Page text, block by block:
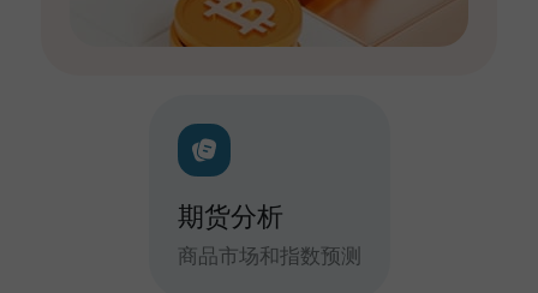
期货分析
商品市场和指数预测